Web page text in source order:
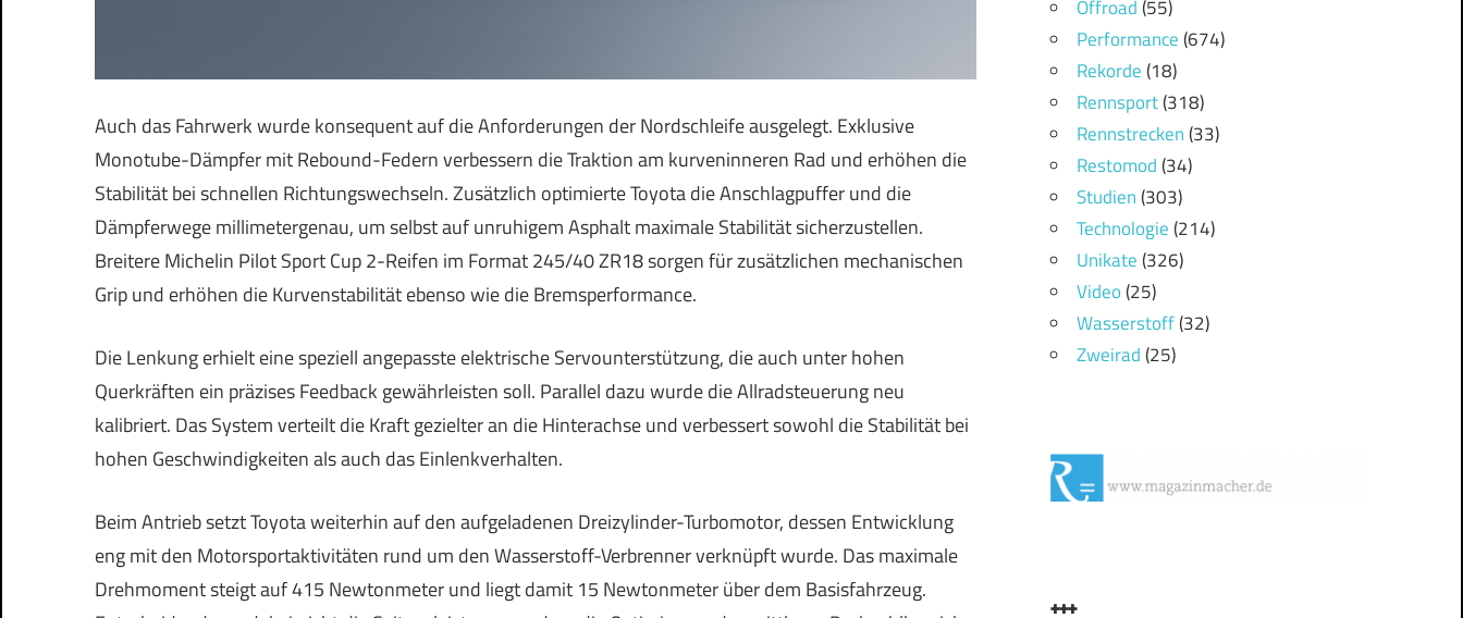
Auch das Fahrwerk wurde konsequent auf die Anforderungen der Nordschleife ausgelegt. Exklusive
Monotube-Dämpfer mit Rebound-Federn verbessern die Traktion am kurveninneren Rad und erhöhen die
Stabilität bei schnellen Richtungswechseln. Zusätzlich optimierte Toyota die Anschlagpuffer und die
Dämpferwege millimetergenau, um selbst auf unruhigem Asphalt maximale Stabilität sicherzustellen.
Breitere Michelin Pilot Sport Cup 2-Reifen im Format 245/40 ZR18 sorgen für zusätzlichen mechanischen
Grip und erhöhen die Kurvenstabilität ebenso wie die Bremsperformance.
Die Lenkung erhielt eine speziell angepasste elektrische Servounterstützung, die auch unter hohen
Querkräften ein präzises Feedback gewährleisten soll. Parallel dazu wurde die Allradsteuerung neu
kalibriert. Das System verteilt die Kraft gezielter an die Hinterachse und verbessert sowohl die Stabilität bei
hohen Geschwindigkeiten als auch das Einlenkverhalten.
Beim Antrieb setzt Toyota weiterhin auf den aufgeladenen Dreizylinder-Turbomotor, dessen Entwicklung
eng mit den Motorsportaktivitäten rund um den Wasserstoff-Verbrenner verknüpft wurde. Das maximale
Drehmoment steigt auf 415 Newtonmeter und liegt damit 15 Newtonmeter über dem Basisfahrzeug.
Offroad(55)
Performance(674)
Rekorde(18)
Rennsport(318)
Rennstrecken(33)
Restomod(34)
Studien(303)
Technologie(214)
Unikate(326)
Video(25)
Wasserstoff(32)
Zweirad(25)
+++